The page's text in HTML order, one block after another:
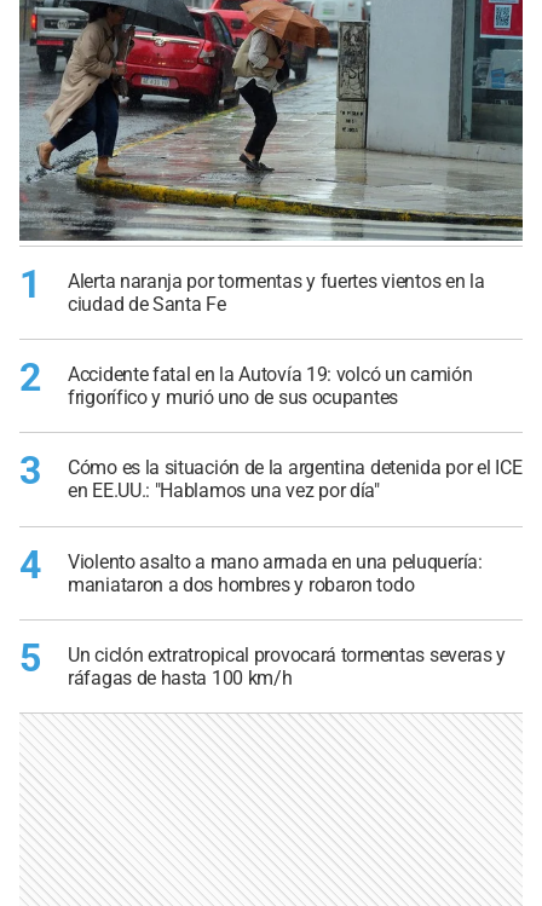
1
Alerta naranja por tormentas y fuertes vientos en la
ciudad de Santa Fe
2
Accidente fatal en la Autovía 19: volcó un camión
frigorífico y murió uno de sus ocupantes
3
Cómo es la situación de la argentina detenida por el ICE
en EE.UU.: "Hablamos una vez por día"
4
Violento asalto a mano armada en una peluquería:
maniataron a dos hombres y robaron todo
5
Un ciclón extratropical provocará tormentas severas y
ráfagas de hasta 100 km/h